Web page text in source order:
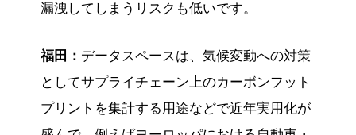
漏洩してしまうリスクも低いです。
福田： データスペースは、気候変動への対策
としてサプライチェーン上のカーボンフット
プリントを集計する用途などで近年実用化が